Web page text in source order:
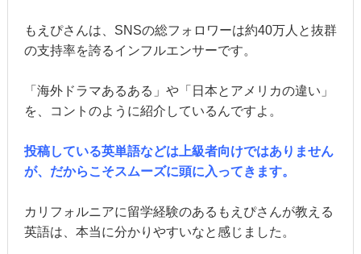
もえぴさんは、SNSの総フォロワーは約40万人と抜群
の支持率を誇るインフルエンサーです。
「海外ドラマあるある」や「日本とアメリカの違い」
を、コントのように紹介しているんですよ。
投稿している英単語などは上級者向けではありません
が、だからこそスムーズに頭に入ってきます。
カリフォルニアに留学経験のあるもえぴさんが教える
英語は、本当に分かりやすいなと感じました。